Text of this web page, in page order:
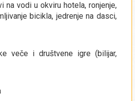
na vodi u okviru hotela, ronjenje,
bicikla, jedrenje na dasci,
veče i društvene igre (bilijar,